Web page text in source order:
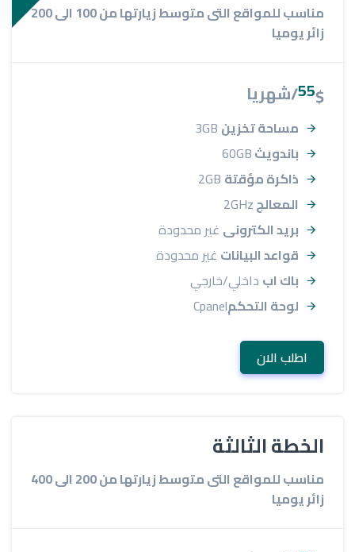
مناسب للمواقع التى متوسط زيارتها من 100 الى 200
زائر يوميا
$
55/شهريا
مساحة تخزين
باندويث60GB
ذاكرة مؤقتة
المعالج2GHz
بريد الكترونى غير محدودة
قواعد البيانات غير محدودة
باك اب داخلي/خارجي
لوحة التحكمCpanel
اطلب الان
الخطة الثالثة
مناسب للمواقع التى متوسط زيارتها من 200 الى 400
زائر يوميا